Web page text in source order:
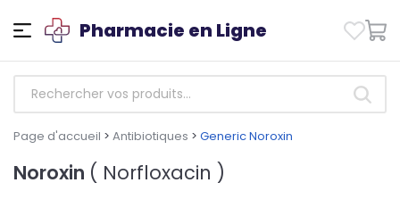
Pharmacie en Ligne
Page d'accueil > Antibiotiques > Generic Noroxin
Noroxin ( Norfloxacin )